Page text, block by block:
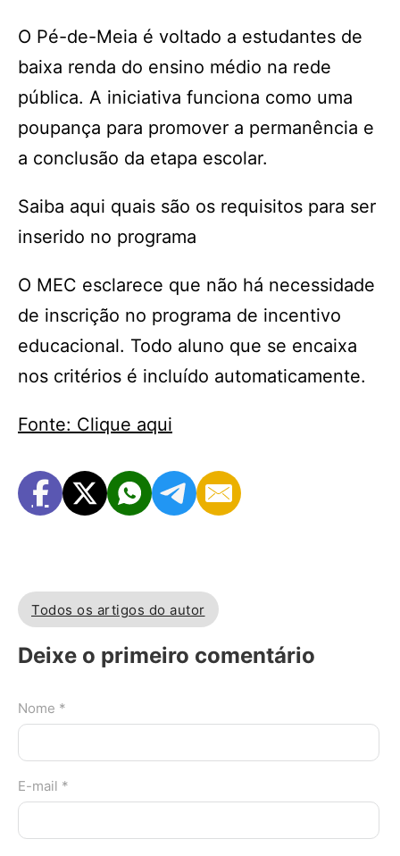
O Pé-de-Meia é voltado a estudantes de
baixa renda do ensino médio na rede
pública. A iniciativa funciona como uma
poupança para promover a permanência e
a conclusão da etapa escolar.
Saiba aqui quais são os requisitos para ser
inserido no programa
O MEC esclarece que não há necessidade
de inscrição no programa de incentivo
educacional. Todo aluno que se encaixa
nos critérios é incluído automaticamente.
Fonte: Clique aqui
Todos os artigos do autor
Deixe o primeiro comentário
Nome *
E-mail *